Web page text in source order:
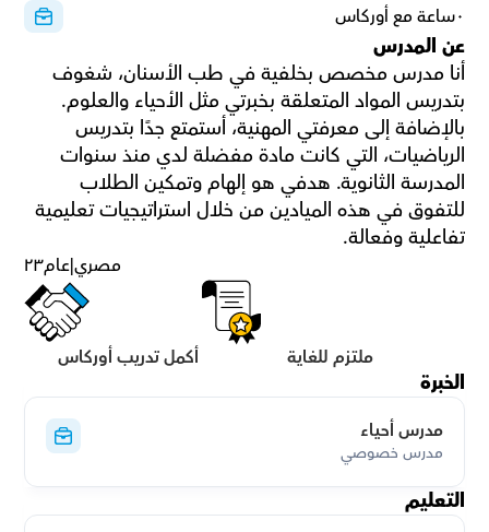
٠ساعة مع أوركاس
عن المدرس
تفاعلية وفعالة.
٢٣عام|مصري
ملتزم للغاية أكمل تدريب أوركاس
الخبرة
مدرس أحياء
مدرس خصوصي
التعليم